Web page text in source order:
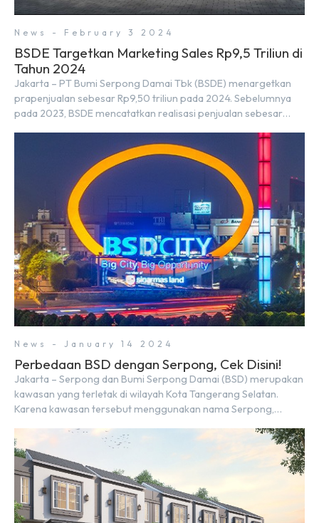
News - February 3 2024
BSDE Targetkan Marketing Sales Rp9,5 Triliun di
Tahun 2024
Jakarta – PT Bumi Serpong Damai Tbk (BSDE) menargetkan
prapenjualan sebesar Rp9,50 triliun pada 2024. Sebelumnya
pada 2023, BSDE mencatatkan realisasi penjualan sebesar
Rp8,80 triliun. Menurut Direktur BSDE Hermawan Wijaya
menghadapi 2024, kondisi ekonomi global maupun nasional
dapat memengaruhi pertimbangan masyarakat untuk
membeli rumah maupun investasi di sektor […]
News - January 14 2024
Perbedaan BSD dengan Serpong, Cek Disini!
Jakarta – Serpong dan Bumi Serpong Damai (BSD) merupakan
kawasan yang terletak di wilayah Kota Tangerang Selatan.
Karena kawasan tersebut menggunakan nama Serpong,
merupakan tempat yang sama. Padahal anggapan tersebut
kurang tepat. Sebab Serpong dan BSD merupakan dua
kawasan yang berbeda. Berikut penjelasannya. Baca Juga: […]